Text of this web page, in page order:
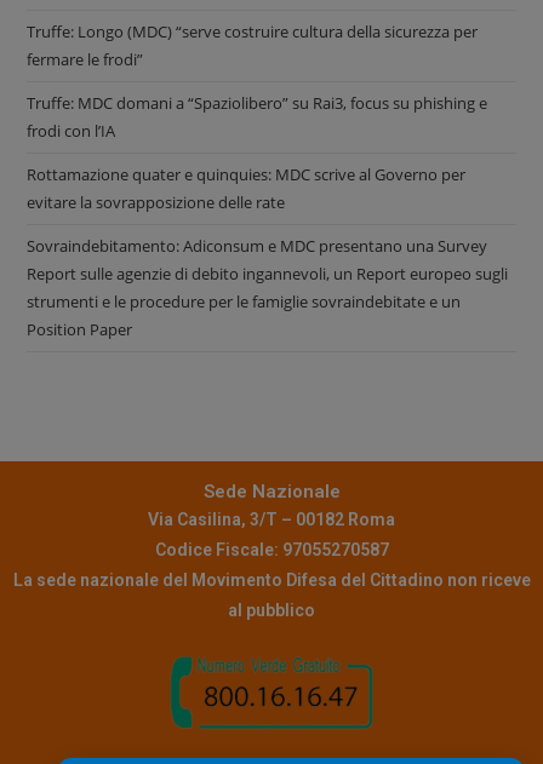
Truffe: Longo (MDC) “serve costruire cultura della sicurezza per
fermare le frodi”
Truffe: MDC domani a “Spaziolibero” su Rai3, focus su phishing e
frodi con l’IA
Rottamazione quater e quinquies: MDC scrive al Governo per
evitare la sovrapposizione delle rate
Sovraindebitamento: Adiconsum e MDC presentano una Survey
Report sulle agenzie di debito ingannevoli, un Report europeo sugli
strumenti e le procedure per le famiglie sovraindebitate e un
Position Paper
Sede Nazionale
Via Casilina, 3/T – 00182 Roma
Codice Fiscale: 97055270587
La sede nazionale del Movimento Difesa del Cittadino non riceve
al pubblico